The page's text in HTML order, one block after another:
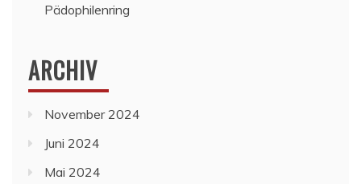
Pädophilenring
ARCHIV
November 2024
Juni 2024
Mai 2024